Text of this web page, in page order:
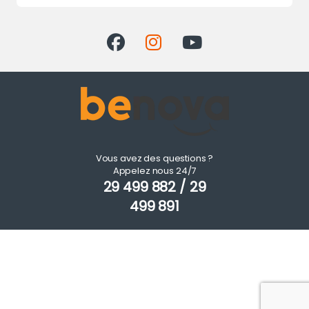
Vous avez des questions ?
Appelez nous 24/7
29 499 882 / 29
499 891